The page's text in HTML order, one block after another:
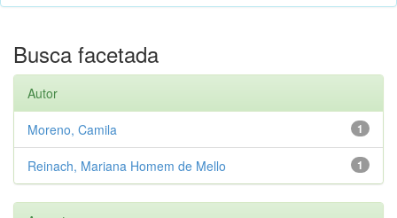
Busca facetada
Autor
1
Moreno, Camila
1
Reinach, Mariana Homem de Mello